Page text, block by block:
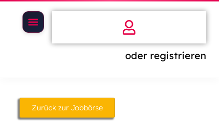
oder registrieren
Zurück zur Jobbörse